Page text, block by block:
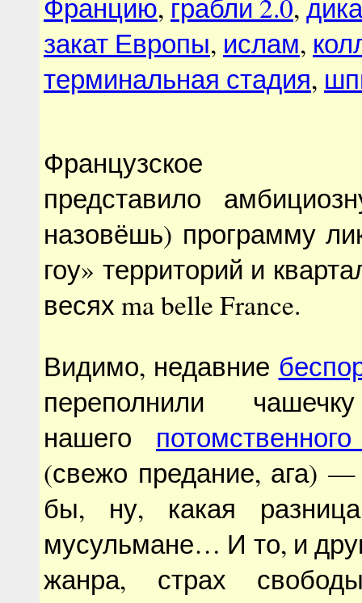
Францию, грабли 2.0,
закат Европы, ислам,
терминальная стадия,
Французское
представило
назовёшь) программу
гоу» территорий и
весях ma belle France.
Видимо, недавние
переполнили
нашего
(свежо предание, ага) —
бы, ну, какая
мусульмане… И то, и
жанра, страх